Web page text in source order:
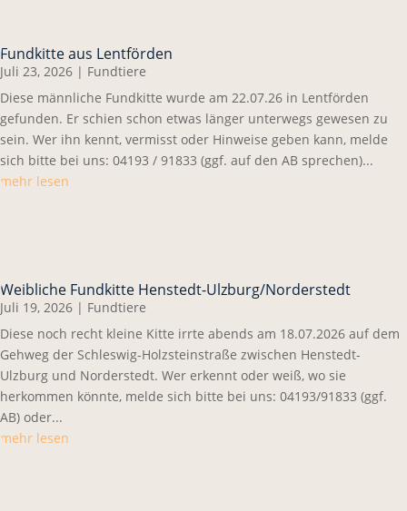
Fundkitte aus Lentförden
Juli 23, 2026 | Fundtiere
Diese männliche Fundkitte wurde am 22.07.26 in Lentförden
gefunden. Er schien schon etwas länger unterwegs gewesen zu
sein. Wer ihn kennt, vermisst oder Hinweise geben kann, melde
sich bitte bei uns: 04193 / 91833 (ggf. auf den AB sprechen)...
mehr lesen
Weibliche Fundkitte Henstedt-Ulzburg/Norderstedt
Juli 19, 2026 | Fundtiere
Diese noch recht kleine Kitte irrte abends am 18.07.2026 auf dem
Gehweg der Schleswig-Holzsteinstraße zwischen Henstedt-
Ulzburg und Norderstedt. Wer erkennt oder weiß, wo sie
herkommen könnte, melde sich bitte bei uns: 04193/91833 (ggf.
AB) oder...
mehr lesen